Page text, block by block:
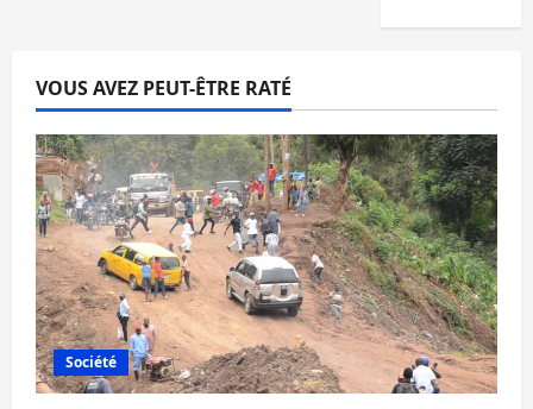
VOUS AVEZ PEUT-ÊTRE RATÉ
Société